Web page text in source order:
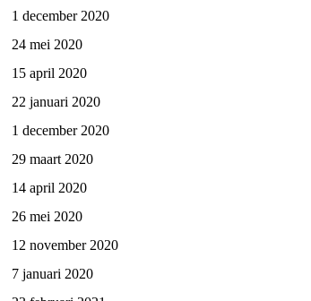
1 december 2020
24 mei 2020
15 april 2020
22 januari 2020
1 december 2020
29 maart 2020
14 april 2020
26 mei 2020
12 november 2020
7 januari 2020